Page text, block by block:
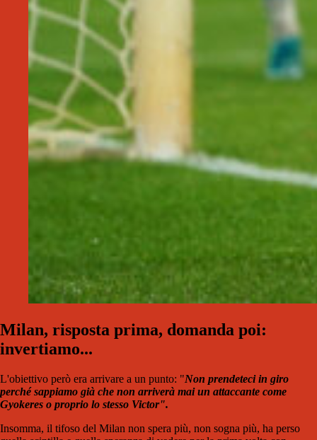
Milan, risposta prima, domanda poi:
invertiamo...
L'obiettivo però era arrivare a un punto: "Non prendeteci in giro
perché sappiamo già che non arriverà mai un attaccante come
Gyokeres o proprio lo stesso Victor".
Insomma, il tifoso del Milan non spera più, non sogna più, ha perso